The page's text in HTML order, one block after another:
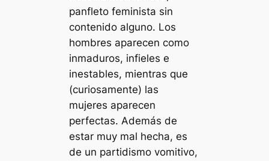
panfleto feminista sin
contenido alguno. Los
hombres aparecen como
inmaduros, infieles e
inestables, mientras que
(curiosamente) las
mujeres aparecen
perfectas. Además de
estar muy mal hecha, es
de un partidismo vomitivo,